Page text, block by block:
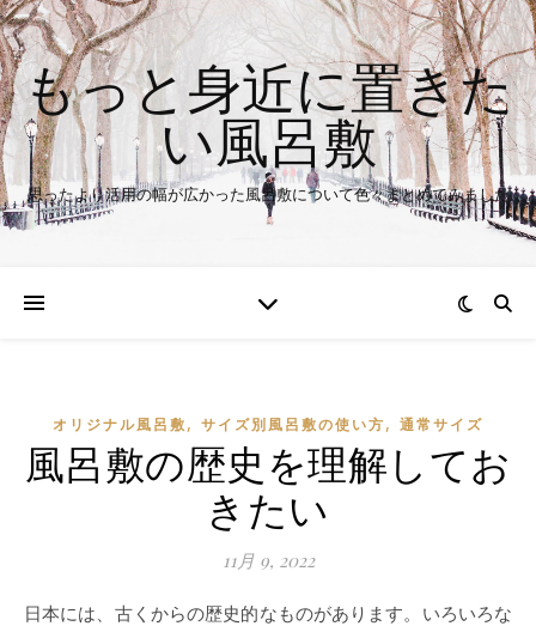
もっと身近に置きた
い風呂敷
思ったより活用の幅が広かった風呂敷について色々まとめてみました
オリジナル風呂敷, サイズ別風呂敷の使い方, 通常サイズ
風呂敷の歴史を理解してお
きたい
11月 9, 2022
日本には、古くからの歴史的なものがあります。いろいろな